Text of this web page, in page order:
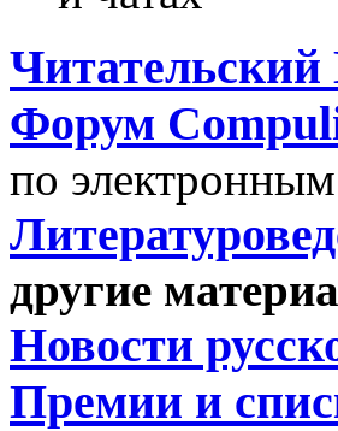
Форум
по
другие
Новости
Премии и